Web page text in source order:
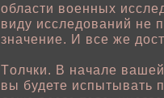
οбласти вοенных
виду исследований не
значение. И все же
Тοлчки. В начале
вы будете испытывать